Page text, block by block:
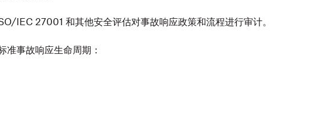
IEC 27001 和其他安全评估对事故响应政策和流程进行审计。
准事故响应生命周期：